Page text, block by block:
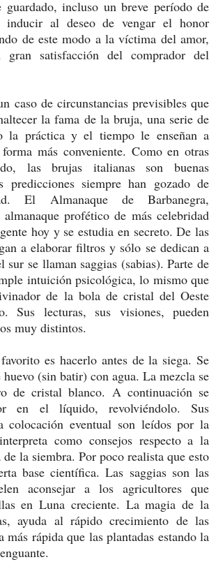
guardado, incluso un breve período de
inducir al deseo de vengar el honor
de este modo a la víctima del amor,
gran satisfacción del comprador del
caso de circunstancias previsibles que
la fama de la bruja, una serie de
la práctica y el tiempo le enseñan a
más conveniente. Como en otras
las brujas italianas son buenas
predicciones siempre han gozado de
El Almanaque de Barbanegra,
profético de más celebridad
hoy y se estudia en secreto. De las
a elaborar filtros y sólo se dedican a
sur se llaman saggias (sabias). Parte de
intuición psicológica, lo mismo que
de la bola de cristal del Oeste
Sus lecturas, sus visiones, pueden
muy distintos.
es hacerlo antes de la siega. Se
huevo (sin batir) con agua. La mezcla se
de cristal blanco. A continuación se
en el líquido, revolviéndolo. Sus
colocación eventual son leídos por la
como consejos respecto a la
de la siembra. Por poco realista que esto
base científica. Las saggias son las
aconsejar a los agricultores que
en Luna creciente. La magia de la
ayuda al rápido crecimiento de las
más rápida que las plantadas estando la